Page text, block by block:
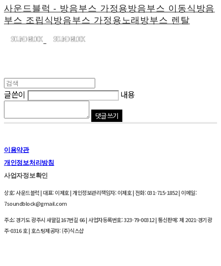
사운드블럭 - 방음부스 가정용방음부스 이동식방음
부스 조립식방음부스 가정용노래방부스 렌탈
글쓴이 내용
댓글 쓰기
이용약관
개인정보처리방침
사업자정보확인
상호: 사운드블럭 | 대표: 이제호 | 개인정보관리책임자: 이제호 | 전화: 031-715-1852 | 이메일:
7soundblock@gmail.com
주소: 경기도 광주시 새말길167번길 66 | 사업자등록번호:323-79-00312| 통신판매:제 2021-경기광
주-0316 호| 호스팅제공자: (주)식스샵